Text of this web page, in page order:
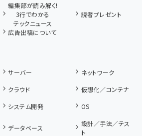
編集部が読み解く!
3行でわかる
テックニュース
読者プレゼント
広告出稿について
サーバー
ネットワーク
クラウド
仮想化／コンテナ
システム開発 OS
データベース
設計／手法／テス
ト